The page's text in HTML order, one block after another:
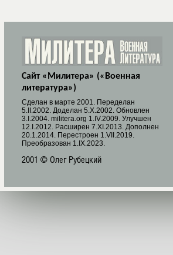
Сайт «Милитера» («Военная
литература»)
Cделан в марте 2001. Переделан
5.II.2002. Доделан 5.X.2002. Обновлен
3.I.2004. militera.org 1.IV.2009. Улучшен
12.I.2012. Расширен 7.XI.2013. Дополнен
20.1.2014. Перестроен 1.VII.2019.
Преобразован 1.IX.2023.
2001 © Олег Рубецкий